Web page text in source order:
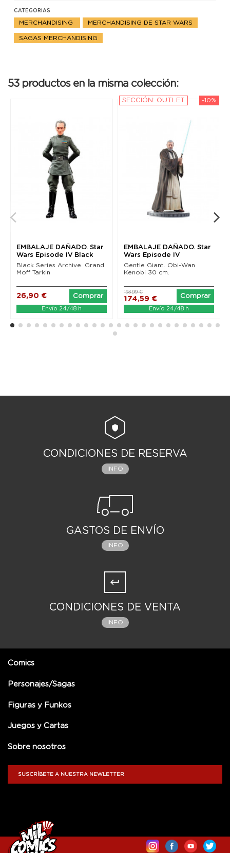
CATEGORIAS
MERCHANDISING MERCHANDISING DE STAR WARS
SAGAS MERCHANDISING
53 productos en la misma colección:
EMBALAJE DAÑADO. Star
Wars Episode IV Black
Series Archive...
Black Series Archive. Grand
Moff Tarkin
26,90 € Comprar
Envío 24/48 h
-10%
SECCIÓN: OUTLET
EMBALAJE DAÑADO. Star
Wars Episode IV
Milestones Statue 1/6...
Gentle Giant. Obi-Wan
Kenobi 30 cm.
174,59 €
193,99 €
Comprar
Envío 24/48 h
CONDICIONES DE RESERVA
INFO
GASTOS DE ENVÍO
INFO
CONDICIONES DE VENTA
INFO
Comics
Personajes/Sagas
Figuras y Funkos
Juegos y Cartas
Sobre nosotros
SUSCRÍBETE A NUESTRA NEWLETTER